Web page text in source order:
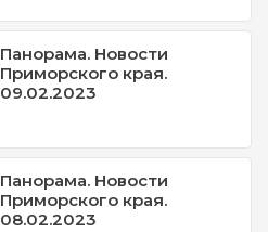
Панорама. Новости
Приморского края.
09.02.2023
Панорама. Новости
Приморского края.
08.02.2023